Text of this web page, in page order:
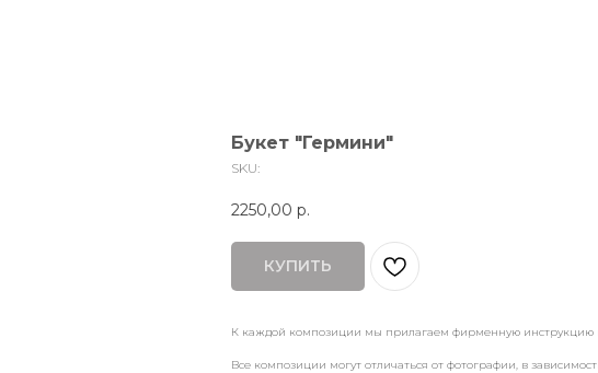
Букет "Гермини"
SKU:
2250,00 р.
КУПИТЬ
К каждой композиции мы прилагаем фирменную инструкцию
Все композиции могут отличаться от фотографии, в